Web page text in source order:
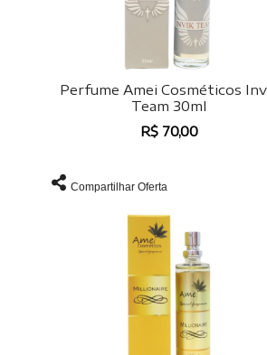
Perfume Amei Cosméticos
Team 30ml
R$ 70,00
Compartilhar Oferta